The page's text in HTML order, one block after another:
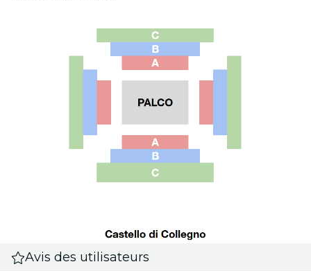
Avis des utilisateurs